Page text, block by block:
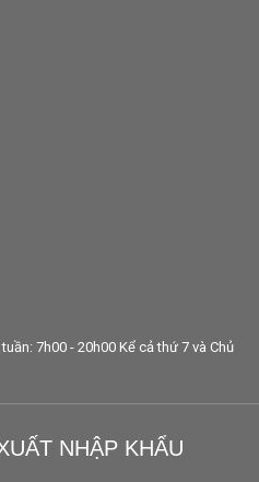
7h00 - 20h00 Kể cả thứ 7 và Chủ
NHẬP KHẨU